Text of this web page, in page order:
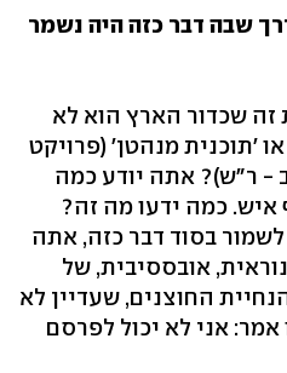
שבה דבר כזה היה נשמר
שכדור הארץ הוא לא
1,500 שנים. או 'תוכנית מנהטן' (פרויקט
- ר"ש)? אתה יודע כמה
שם? 150 אלף איש. כמה ידעו מה זה?
בסוד דבר כזה, אתה
אובססיבית, של
החוצנים, שעדיין לא
אני לא יכול לפרסם